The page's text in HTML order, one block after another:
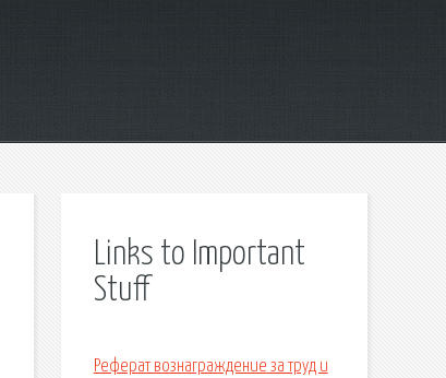
Links to Important
Stuff
Реферат вознаграждение за труд и